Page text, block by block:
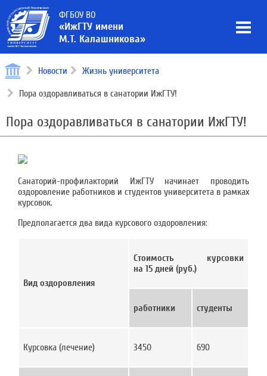
ФГБОУ ВО
«ИжГТУ имени
М.Т. Калашникова»
Новости Жизнь университета
Пора оздоравливаться в санатории ИжГТУ!
Пора оздоравливаться в санатории ИжГТУ!
Санаторий-профилакторий ИжГТУ начинает проводить
оздоровление работников и студентов университета в рамках
курсовок.
Предполагается два вида курсового оздоровления:
Вид оздоровления
Стоимость курсовки
на 15 дней (руб.)
работники студенты
Курсовка (лечение) 3450 690